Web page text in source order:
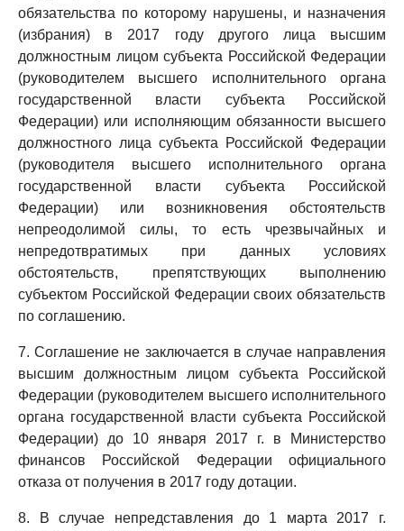
обязательства по которому нарушены, и назначения
(избрания) в 2017 году другого лица высшим
должностным лицом субъекта Российской Федерации
(руководителем высшего исполнительного органа
государственной власти субъекта Российской
Федерации) или исполняющим обязанности высшего
должностного лица субъекта Российской Федерации
(руководителя высшего исполнительного органа
государственной власти субъекта Российской
Федерации) или возникновения обстоятельств
непреодолимой силы, то есть чрезвычайных и
непредотвратимых при данных условиях
обстоятельств, препятствующих выполнению
субъектом Российской Федерации своих обязательств
по соглашению.
7. Соглашение не заключается в случае направления
высшим должностным лицом субъекта Российской
Федерации (руководителем высшего исполнительного
органа государственной власти субъекта Российской
Федерации) до 10 января 2017 г. в Министерство
финансов Российской Федерации официального
отказа от получения в 2017 году дотации.
8. В случае непредставления до 1 марта 2017 г.